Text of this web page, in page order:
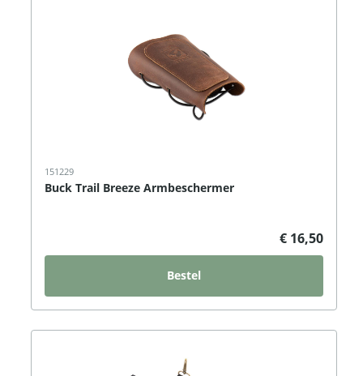
151229
Buck Trail Breeze Armbeschermer
€ 16,50
Bestel